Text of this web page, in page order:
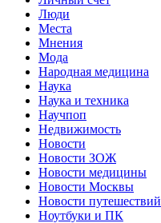
Люди
Места
Мнения
Мода
Народная медицина
Наука
Наука и техника
Научпоп
Недвижимость
Новости
Новости ЗОЖ
Новости медицины
Новости Москвы
Новости путешествий
Ноутбуки и ПК